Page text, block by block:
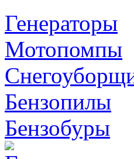
Генераторы
Мотопомпы
Бензопилы
Бензобуры